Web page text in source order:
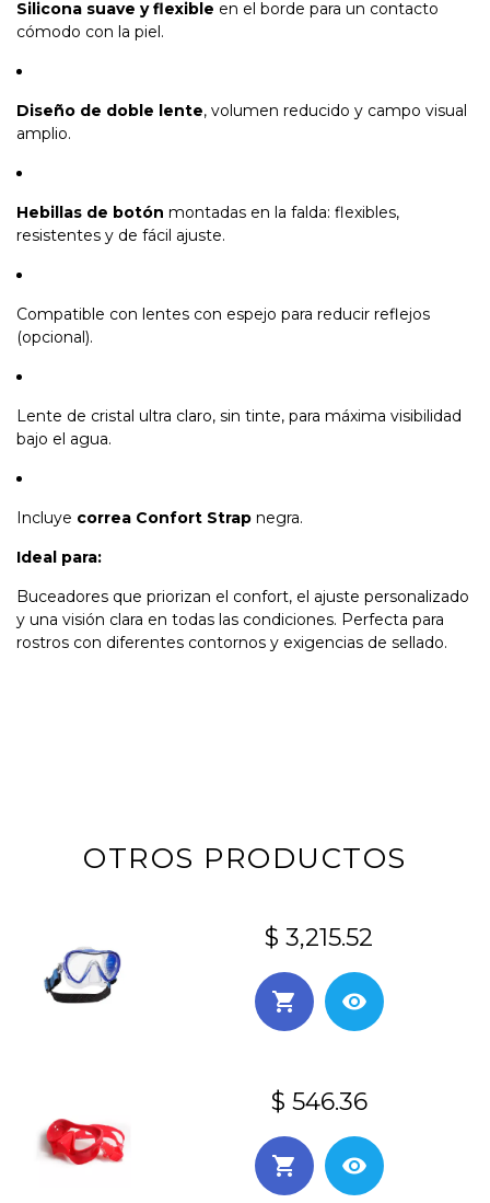
Silicona suave y flexible en el borde para un contacto
cómodo con la piel.
Diseño de doble lente, volumen reducido y campo visual
amplio.
Hebillas de botón montadas en la falda: flexibles,
resistentes y de fácil ajuste.
Compatible con lentes con espejo para reducir reflejos
(opcional).
Lente de cristal ultra claro, sin tinte, para máxima visibilidad
bajo el agua.
Incluye correa Confort Strap negra.
Ideal para:
Buceadores que priorizan el confort, el ajuste personalizado
y una visión clara en todas las condiciones. Perfecta para
rostros con diferentes contornos y exigencias de sellado.
OTROS PRODUCTOS
$ 3,215.52
$ 546.36